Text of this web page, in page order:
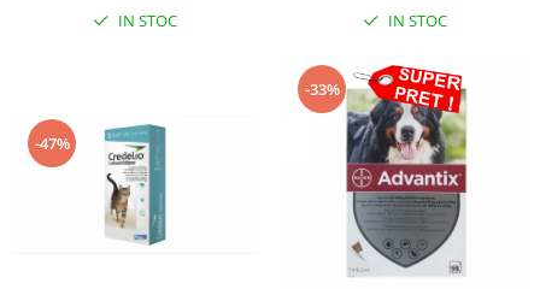
IN STOC IN STOC
-47%
-33%